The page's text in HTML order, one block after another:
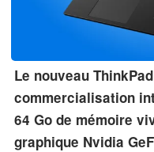
Le nouveau
commercialisation
64 Go de mémoire
graphique Nvidia